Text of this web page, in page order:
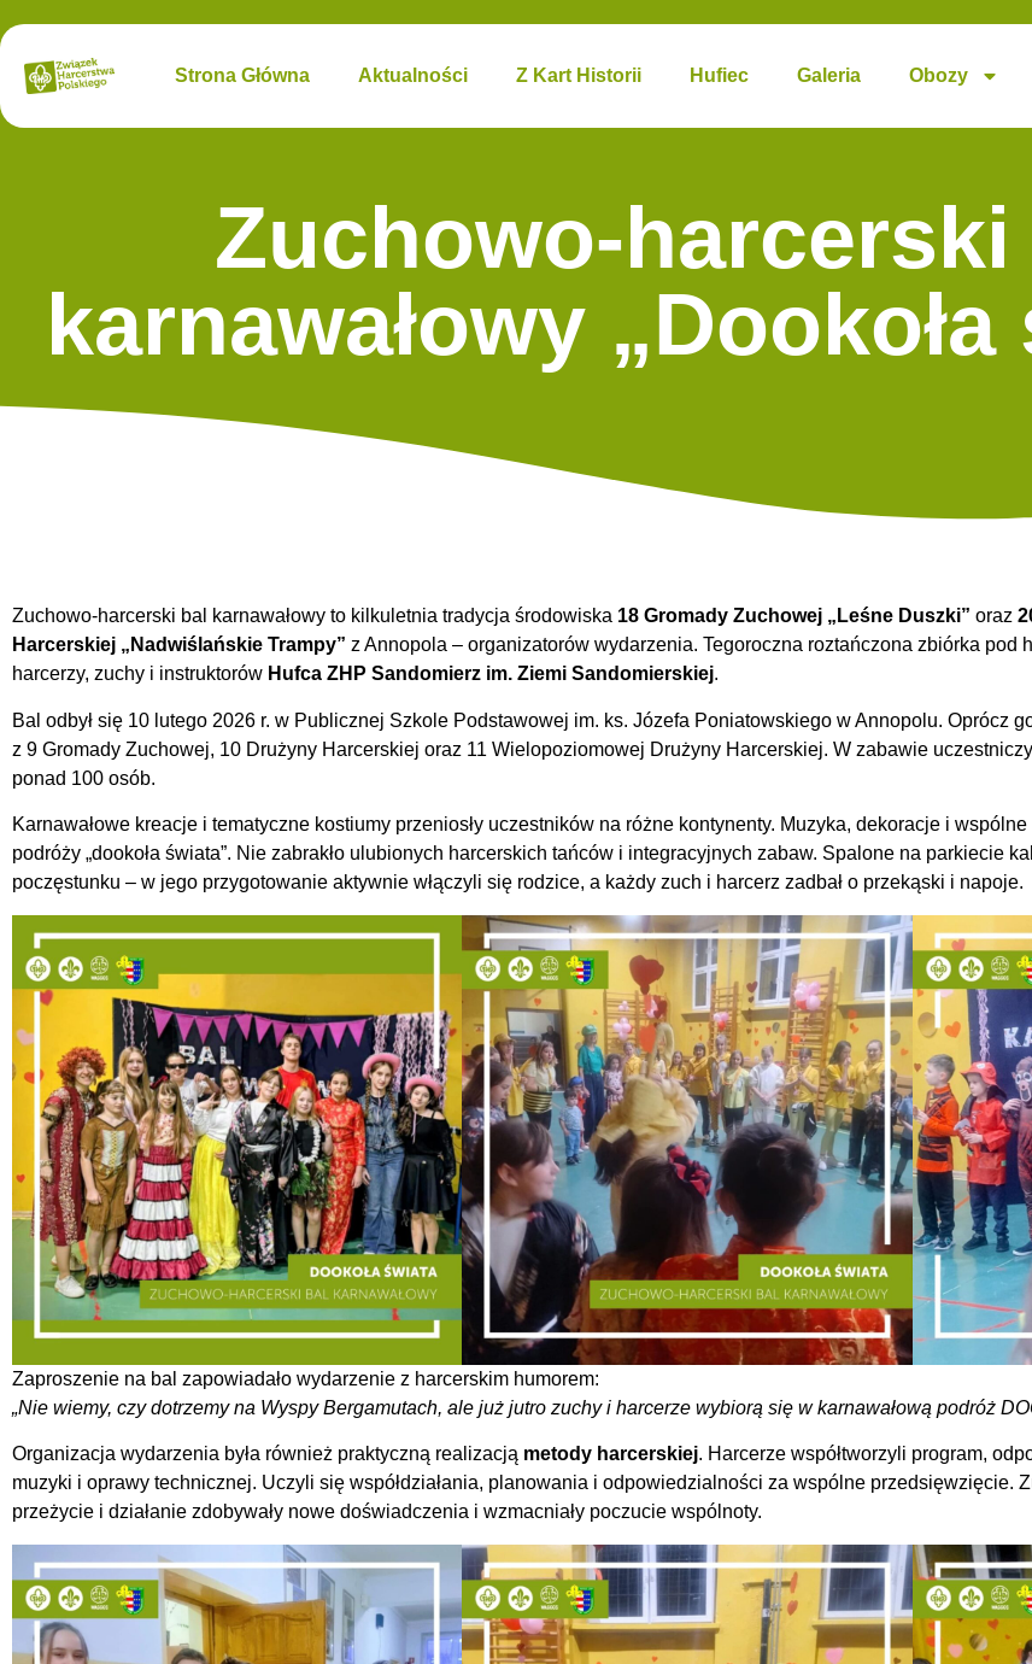
Strona Główna Aktualności Z Kart Historii Hufiec Galeria Obozy
Zuchowo-harcerski
karnawałowy „Dookoła
Zuchowo-harcerski bal karnawałowy to kilkuletnia tradycja środowiska 18 Gromady Zuchowej „Leśne Duszki” oraz
Harcerskiej „Nadwiślańskie Trampy” z Annopola – organizatorów wydarzenia. Tegoroczna roztańczona zbiórka pod
harcerzy, zuchy i instruktorów Hufca ZHP Sandomierz im. Ziemi Sandomierskiej.
Bal odbył się 10 lutego 2026 r. w Publicznej Szkole Podstawowej im. ks. Józefa Poniatowskiego w Annopolu. Oprócz
z 9 Gromady Zuchowej, 10 Drużyny Harcerskiej oraz 11 Wielopoziomowej Drużyny Harcerskiej. W zabawie
ponad 100 osób.
Karnawałowe kreacje i tematyczne kostiumy przeniosły uczestników na różne kontynenty. Muzyka, dekoracje i
podróży „dookoła świata”. Nie zabrakło ulubionych harcerskich tańców i integracyjnych zabaw. Spalone na parkiecie
poczęstunku – w jego przygotowanie aktywnie włączyli się rodzice, a każdy zuch i harcerz zadbał o przekąski i napoje.
Zaproszenie na bal zapowiadało wydarzenie z harcerskim humorem:
„Nie wiemy, czy dotrzemy na Wyspy Bergamutach, ale już jutro zuchy i harcerze wybiorą się w karnawałową podróż
Organizacja wydarzenia była również praktyczną realizacją metody harcerskiej. Harcerze współtworzyli program,
muzyki i oprawy technicznej. Uczyli się współdziałania, planowania i odpowiedzialności za wspólne przedsięwzięcie.
przeżycie i działanie zdobywały nowe doświadczenia i wzmacniały poczucie wspólnoty.